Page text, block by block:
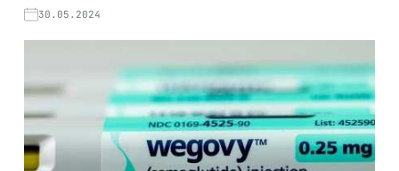
30.05.2024